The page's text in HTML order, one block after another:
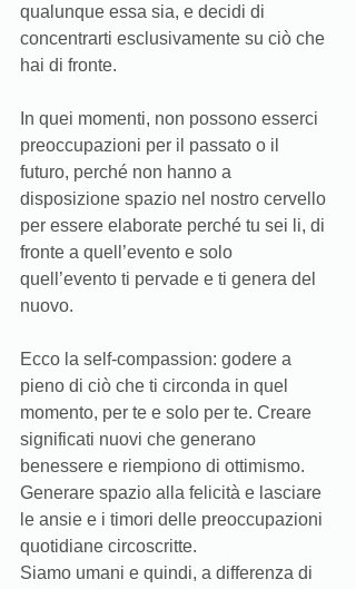
qualunque essa sia, e decidi di
concentrarti esclusivamente su ciò che
hai di fronte.
In quei momenti, non possono esserci
preoccupazioni per il passato o il
futuro, perché non hanno a
disposizione spazio nel nostro cervello
per essere elaborate perché tu sei li, di
fronte a quell’evento e solo
quell’evento ti pervade e ti genera del
nuovo.
Ecco la self-compassion: godere a
pieno di ciò che ti circonda in quel
momento, per te e solo per te. Creare
significati nuovi che generano
benessere e riempiono di ottimismo.
Generare spazio alla felicità e lasciare
le ansie e i timori delle preoccupazioni
quotidiane circoscritte.
Siamo umani e quindi, a differenza di